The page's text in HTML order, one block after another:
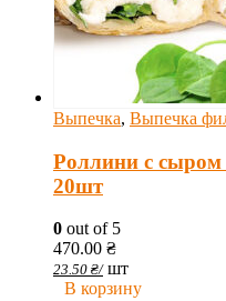
Выпечка, Выпечка
Роллини с сыром
20шт
0 out of 5
470.00 ₴
23.50 ₴/ шт
В корзину